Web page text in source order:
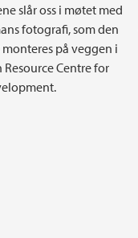
slår oss i møtet med
fotografi, som den
monteres på veggen i
Centre for